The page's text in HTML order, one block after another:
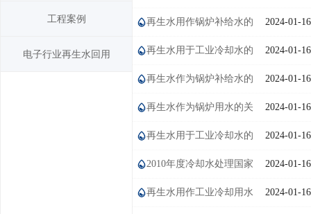
学术交流
工程案例
电子行业再生水回用
应用现状 2024-01-16
再生水用作锅炉补给水的
使用状况 2024-01-16
再生水用于工业冷却水的
水质要求 2024-01-16
再生水作为锅炉补给水的
水质要求 2024-01-16
再生水作为锅炉用水的关
键技术问题 2024-01-16
再生水用于工业冷却水的
关键技术问题 2024-01-16
2010年度冷却水处理国家
先进污染防治示范技术名录 2024-01-16
再生水用作工业冷却用水